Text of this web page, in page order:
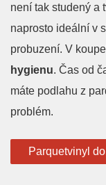
není tak studený a
naprosto ideální v
probuzení. V
hygienu. Čas od
máte podlahu z
problém.
Parquetvinyl